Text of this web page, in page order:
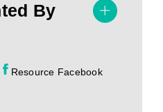
By
Resource Facebook